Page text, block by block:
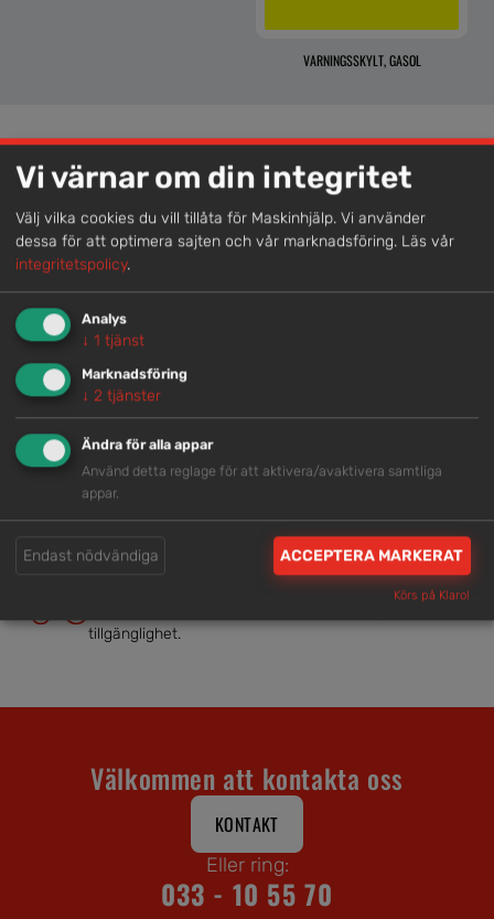
VARNINGSSKYLT, GASOL
Lokal kompetens
Genom att samla våra medarbetare lokalt erbjuder vi
helhetslösningar.
Snabb service
Vi har tillgänglig personal som är redo att hjälpa dig.
Trygg rådgivning
Våra hjälpsamma medarbetare är experter inom
branschen.
Brett och samlat utbud
tillgänglighet.
Välkommen att kontakta oss
KONTAKT
Eller ring:
033 - 10 55 70
Vi värnar om din integritet
Välj vilka cookies du vill tillåta för Maskinhjälp. Vi använder
dessa för att optimera sajten och vår marknadsföring. Läs vår
integritetspolicy.
Analys
↓ 1 tjänst
Marknadsföring
↓ 2 tjänster
Ändra för alla appar
Använd detta reglage för att aktivera/avaktivera samtliga
appar.
Endast nödvändiga ACCEPTERA MARKERAT
Körs på Klaro!